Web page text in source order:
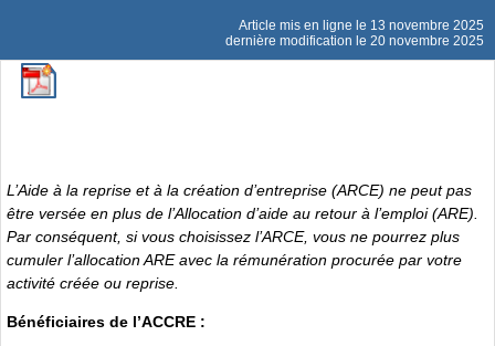
Article mis en ligne le 13 novembre 2025
dernière modification le 20 novembre 2025
L’Aide à la reprise et à la création d’entreprise (ARCE) ne peut pas
être versée en plus de l’Allocation d’aide au retour à l’emploi (ARE).
Par conséquent, si vous choisissez l’ARCE, vous ne pourrez plus
cumuler l’allocation ARE avec la rémunération procurée par votre
activité créée ou reprise.
Bénéficiaires de l’ACCRE :